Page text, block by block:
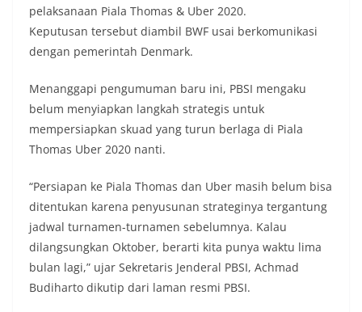
pelaksanaan Piala Thomas & Uber 2020.
Keputusan tersebut diambil BWF usai berkomunikasi
dengan pemerintah Denmark.
Menanggapi pengumuman baru ini, PBSI mengaku
belum menyiapkan langkah strategis untuk
mempersiapkan skuad yang turun berlaga di Piala
Thomas Uber 2020 nanti.
“Persiapan ke Piala Thomas dan Uber masih belum bisa
ditentukan karena penyusunan strateginya tergantung
jadwal turnamen-turnamen sebelumnya. Kalau
dilangsungkan Oktober, berarti kita punya waktu lima
bulan lagi,” ujar Sekretaris Jenderal PBSI, Achmad
Budiharto dikutip dari laman resmi PBSI.